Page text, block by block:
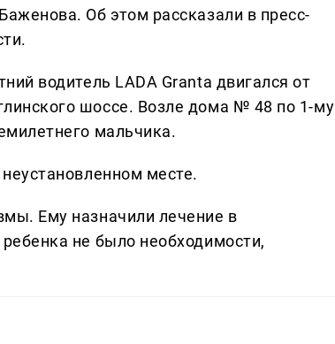
Об этом рассказали в пресс-
водитель LADA Granta двигался от
шоссе. Возле дома № 48 по 1-му
мальчика.
месте.
Ему назначили лечение в
не было необходимости,